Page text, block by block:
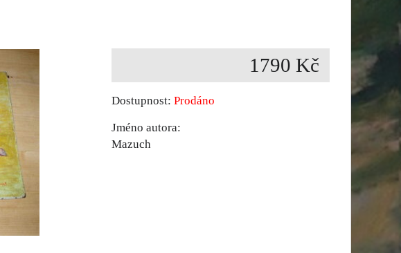
1790 Kč
Dostupnost: Prodáno
Jméno autora:
Mazuch